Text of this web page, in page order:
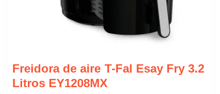
Freidora de aire T-Fal Esay Fry 3.2
Litros EY1208MX